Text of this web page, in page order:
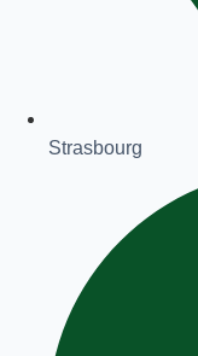
Strasbourg